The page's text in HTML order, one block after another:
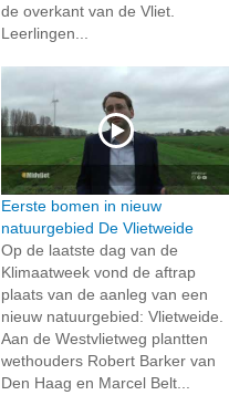
de overkant van de Vliet.
Leerlingen...
Eerste bomen in nieuw
natuurgebied De Vlietweide
Op de laatste dag van de
Klimaatweek vond de aftrap
plaats van de aanleg van een
nieuw natuurgebied: Vlietweide.
Aan de Westvlietweg plantten
wethouders Robert Barker van
Den Haag en Marcel Belt...